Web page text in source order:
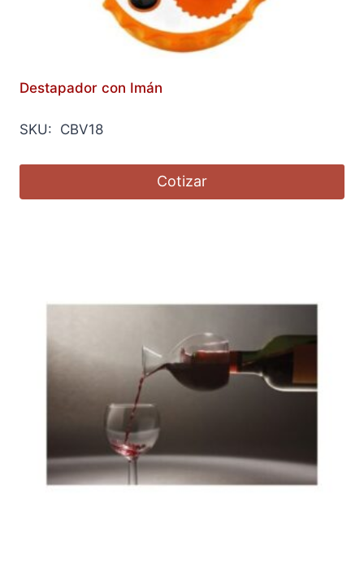
Destapador con Imán
SKU: CBV18
Cotizar